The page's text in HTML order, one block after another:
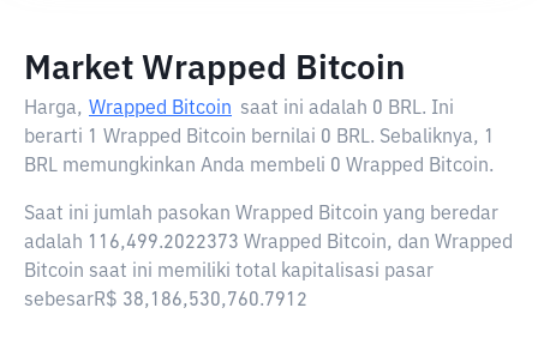
Market Wrapped Bitcoin
Harga, Wrapped Bitcoin saat ini adalah 0 BRL. Ini
berarti 1 Wrapped Bitcoin bernilai 0 BRL. Sebaliknya, 1
BRL memungkinkan Anda membeli 0 Wrapped Bitcoin.
Saat ini jumlah pasokan Wrapped Bitcoin yang beredar
adalah 116,499.2022373 Wrapped Bitcoin, dan Wrapped
Bitcoin saat ini memiliki total kapitalisasi pasar
sebesarR$ 38,186,530,760.7912